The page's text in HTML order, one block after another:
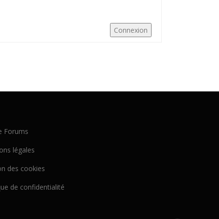
Connexion
Forums
légales
des cookies
de confidentialité